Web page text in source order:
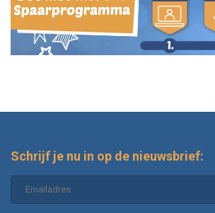
Schrijf je nu in op de nieuwsbrief: